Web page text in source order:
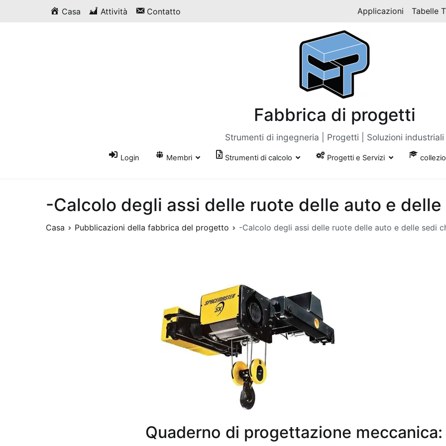
Casa Attività Contatto Applicazioni Tabelle
Fabbrica di progetti
Strumenti di ingegneria | Progetti | Soluzioni industriali
Login Membri Strumenti di calcolo Progetti e Servizi
-Calcolo degli assi delle ruote delle auto e
Casa Pubblicazioni della fabbrica del progetto -Calcolo degli assi delle ruote delle auto e delle sedi
Quaderno di progettazione meccanica: